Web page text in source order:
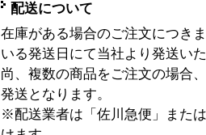
配送について
在庫がある場合のご注文につき
いる発送日にて当社より発送い
尚、複数の商品をご注文の場合
発送となります。
※配送業者は「佐川急便」また